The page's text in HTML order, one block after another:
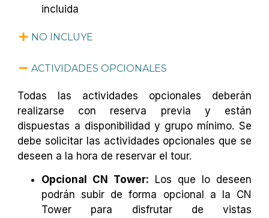
incluida
NO INCLUYE
ACTIVIDADES OPCIONALES
Todas las actividades opcionales deberán
realizarse con reserva previa y están
dispuestas a disponibilidad y grupo mínimo. Se
debe solicitar las actividades opcionales que se
deseen a la hora de reservar el tour.
Opcional CN Tower:
Los que lo deseen
podrán subir de forma opcional a la CN
Tower para disfrutar de vistas